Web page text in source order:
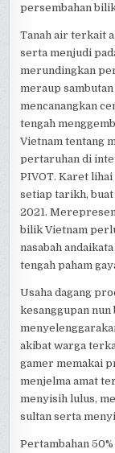
persembahan
Tanah air terkait
serta menjudi
merundingkan
meraup
mencanangkan
tengah
Vietnam tentang
pertaruhan di
PIVOT. Karet lihai
setiap tarikh,
2021.
bilik Vietnam
nasabah
tengah paham
Usaha dagang
kesanggupan nun
akibat warga
gamer memakai
menjelma amat
menyisih lulus,
sultan serta
Pertambahan